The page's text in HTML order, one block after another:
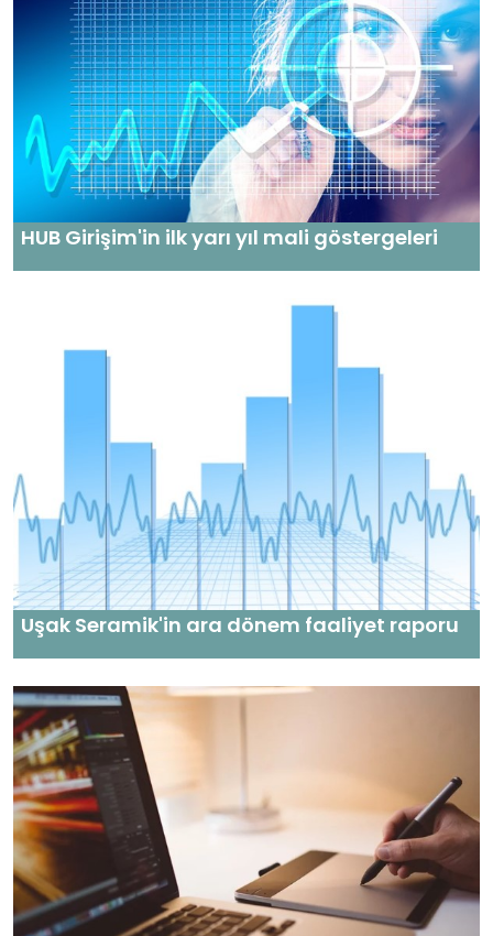
HUB Girişim'in ilk yarı yıl mali göstergeleri
Uşak Seramik'in ara dönem faaliyet raporu